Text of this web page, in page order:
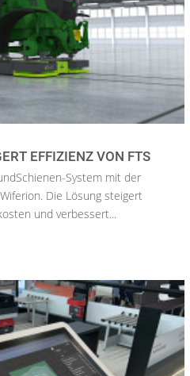
EFFIZIENZ VON FTS
System mit der
Die Lösung steigert
und verbessert...